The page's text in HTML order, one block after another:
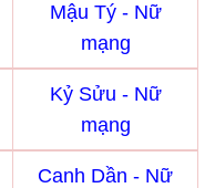
Mậu Tý - Nữ
mạng
Kỷ Sửu - Nữ
mạng
Canh Dần - Nữ